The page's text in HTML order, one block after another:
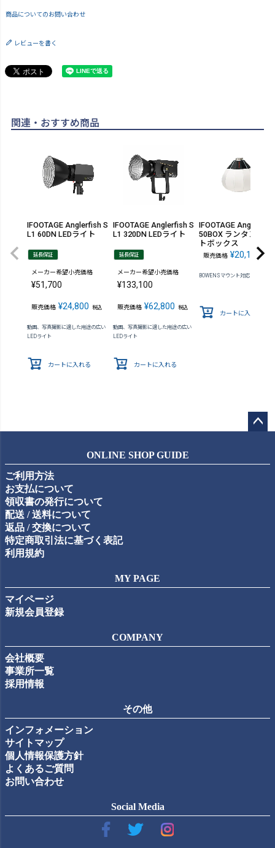
商品についてのお問い合わせ
レビューを書く
関連・おすすめ商品
IFOOTAGE Anglerfish S
L1 60DN LEDライト
延長保証
メーカー希望小売価格
¥51,700
販売価格 ¥24,800 税込
動画、写真撮影に適した用途の広い
LEDライト
カートに入れる
IFOOTAGE Anglerfish S
L1 320DN LEDライト
延長保証
メーカー希望小売価格
¥133,100
販売価格 ¥62,800 税込
動画、写真撮影に適した用途の広い
LEDライト
カートに入れる
IFOOTAGE Anglerfish
50BOX ランタンソフ
トボックス
販売価格 ¥20,130 税込
BOWENSマウント対応 50cm
カートに入れる
ップ
ONLINE SHOP GUIDE
ご利用方法
お支払について
領収書の発行について
配送 / 送料について
返品 / 交換について
特定商取引法に基づく表記
利用規約
MY PAGE
マイページ
新規会員登録
COMPANY
会社概要
事業所一覧
採用情報
その他
インフォメーション
サイトマップ
個人情報保護方針
よくあるご質問
お問い合わせ
Social Media